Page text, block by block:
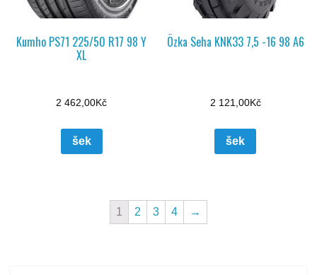
Kumho PS71 225/50 R17 98 Y
XL
2 462,00Kč
šek
Özka Seha KNK33 7,5 -16 98 A6
2 121,00Kč
šek
1 2 3 4 →